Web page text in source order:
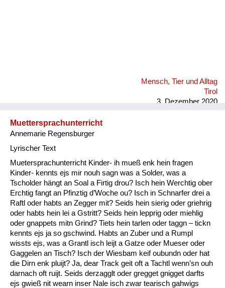
Mensch, Tier und Alltag
Tirol
3. Dezember 2020
Muettersprachunterricht
Annemarie Regensburger
Lyrischer Text
Muetersprachunterricht Kinder- ih mueß enk hein fragen
Kinder- kennts ejs mir nouh sagn was a Solder, was a
Tscholder hängt an Soal a Firtig drou? Isch hein Werchtig ober
Erchtig fangt an Pfinztig d’Woche ou? Isch in Schnarfer drei a
Raftl oder habts an Zegger mit? Seids hein sierig oder griehrig
oder habts hein lei a Gstritt? Seids hein lepprig oder miehlig
oder gnappets mitn Grind? Tiets hein tarlen oder taggn – tickn
kennts ejs ja so gschwind. Habts an Zuber und a Rumpl
wissts ejs, was a Grantl isch leijt a Gatze oder Mueser oder
Gaggelen an Tisch? Isch der Wiesbam keif oubundn oder hat
die Dirn enk pluijt? Ja, dear Track geit oft a Tachtl wenn’sn ouh
darnach oft ruijt. Seids derzagglt oder gregget gnigget darfts
ejs gwieß nit wearn inser Nale isch zwar tearisch gahwigs